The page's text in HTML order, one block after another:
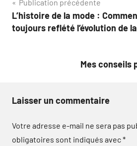
Navigation
de
Publication précédente
L’histoire de la mode :
toujours reflété l’évolution de
Mes conseils
Laisser un commentaire
Votre adresse e-mail ne sera pas
obligatoires sont indiqués avec*